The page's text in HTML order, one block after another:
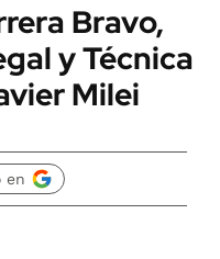
Bravo,
y Técnica
Milei
en